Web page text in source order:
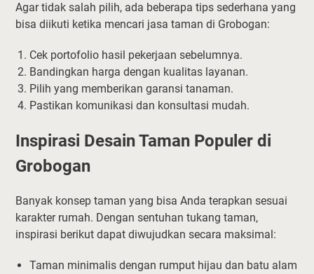
Agar tidak salah pilih, ada beberapa tips sederhana yang
bisa diikuti ketika mencari jasa taman di Grobogan:
Cek portofolio hasil pekerjaan sebelumnya.
Bandingkan harga dengan kualitas layanan.
Pilih yang memberikan garansi tanaman.
Pastikan komunikasi dan konsultasi mudah.
Inspirasi Desain Taman Populer di
Grobogan
Banyak konsep taman yang bisa Anda terapkan sesuai
karakter rumah. Dengan sentuhan tukang taman,
inspirasi berikut dapat diwujudkan secara maksimal:
Taman minimalis dengan rumput hijau dan batu alam